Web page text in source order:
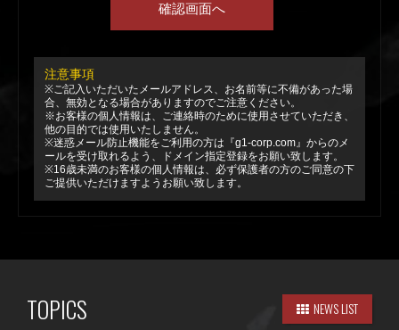
注意事項
※ご記入いただいたメールアドレス、お名前等に不備があった場
合、無効となる場合がありますのでご注意ください。
※お客様の個人情報は、ご連絡時のために使用させていただき、
他の目的では使用いたしません。
※迷惑メール防止機能をご利用の方は『g1-corp.com』からのメ
ールを受け取れるよう、ドメイン指定登録をお願い致します。
※16歳未満のお客様の個人情報は、必ず保護者の方のご同意の下
ご提供いただけますようお願い致します。
TOPICS NEWS LIST